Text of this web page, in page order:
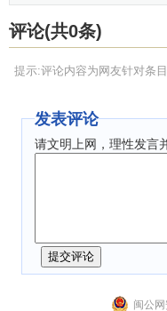
厂长职位的特殊社会
及其基本职能决定的，
最高管理者，不仅要按
产，还要按照社会主义
他们采取什么样的“民主
能有丝毫改变。正如马
一种由社会劳动过程的
评论(共0条)
提示:评论内容为网友针对条
发表评论
请文明上网，理性发言
闽公